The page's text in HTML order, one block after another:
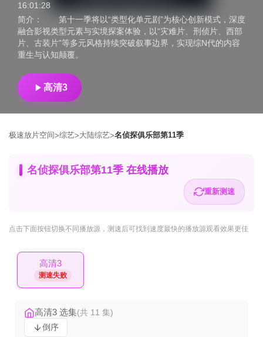
16:01:28
简介：
第十一季将以“类型化单元剧”为核心创新模式，深度
融合影视类型元素与实境探案体验，以“灾难片、刑侦片、西部
片、古装片”等多元风格持续突破叙事边界，实现综N代的内容
重生与认知颠覆。
高清3
极速放片空间>综艺>大陆综艺>名侦探俱乐部第11季
名侦探俱乐部第11季 在线播放
重新测速
点击下面按钮切换不同播放源 ，测速后可找到速度最快的播放源观看效果更佳
高清3
测速失败
高清3 选集(共 11 集)
倒序